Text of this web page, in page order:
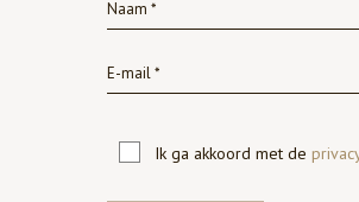
Ik ga akkoord met de